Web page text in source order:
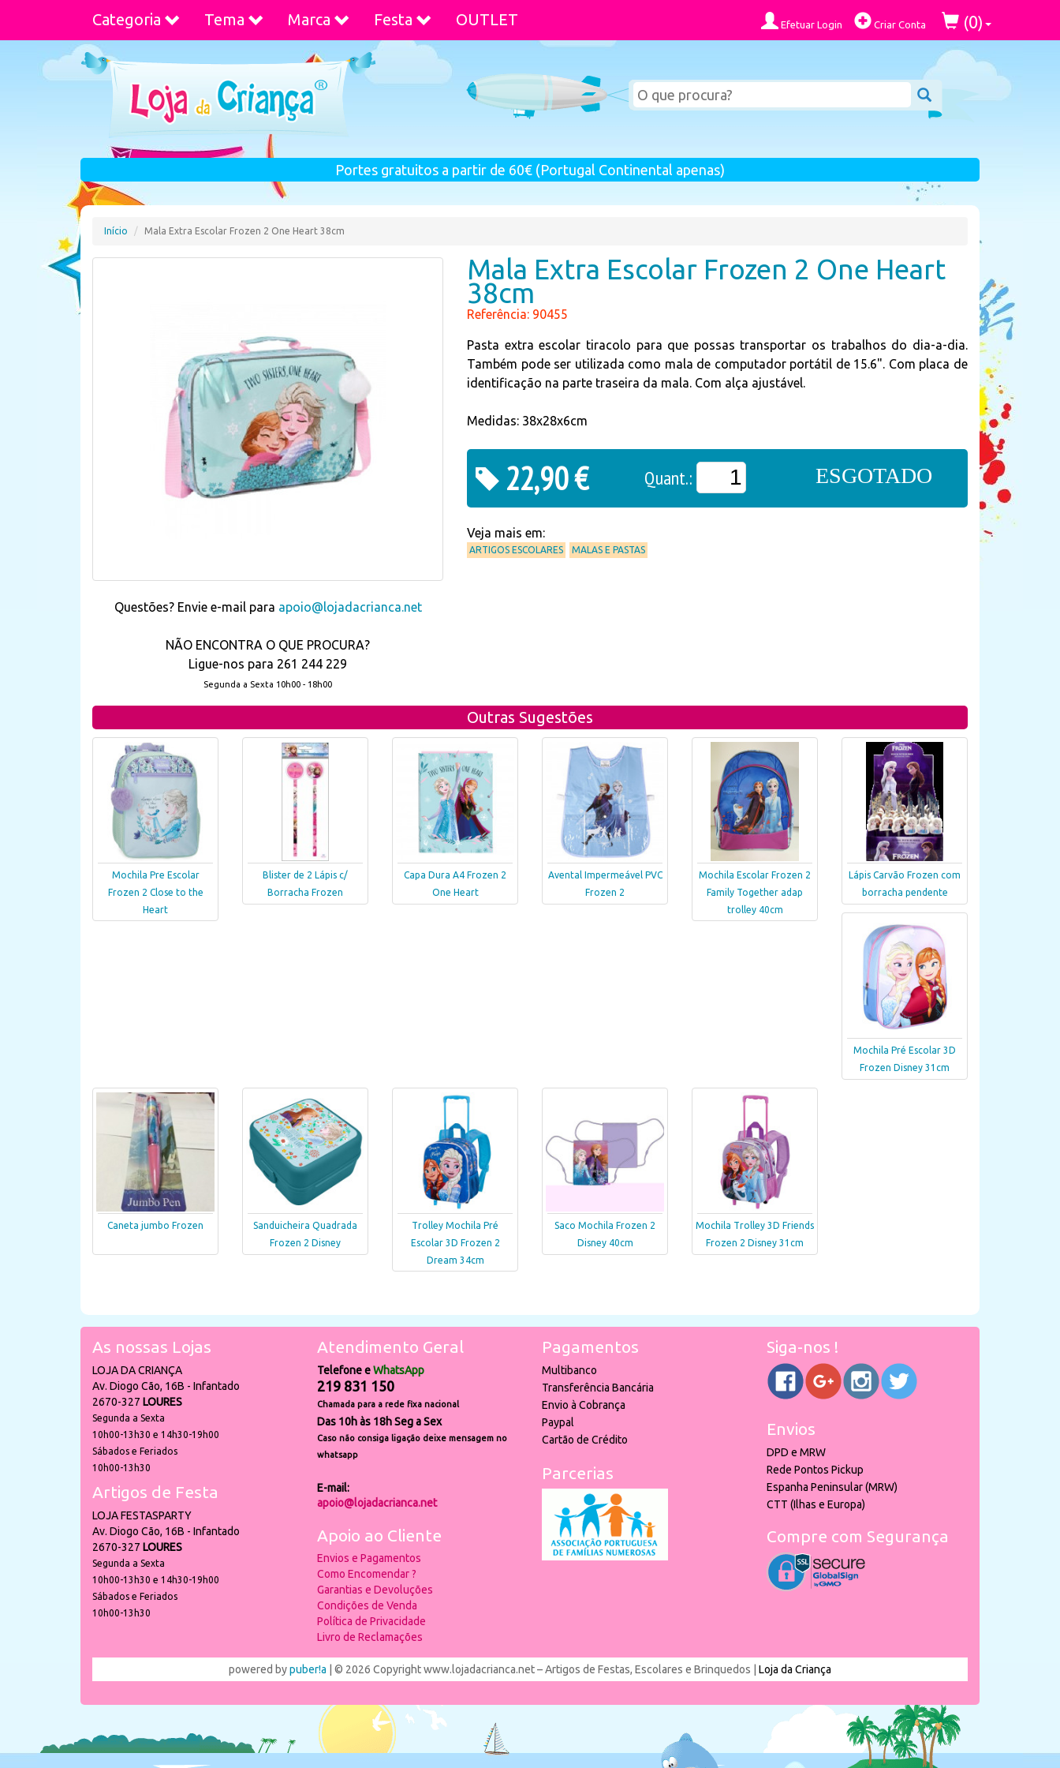
Categoria Tema Marca Festa OUTLET Efetuar Login Criar Conta (0)
Portes gratuitos a partir de 60€ (Portugal Continental apenas)
Início Mala Extra Escolar Frozen 2 One Heart 38cm
Questões? Envie e-mail para apoio@lojadacrianca.net
NÃO ENCONTRA O QUE PROCURA?
Ligue-nos para 261 244 229
Segunda a Sexta 10h00 - 18h00
Mala Extra Escolar Frozen 2 One Heart
38cm
Referência: 90455
Pasta extra escolar tiracolo para que possas transportar os trabalhos do dia-a-dia.
Também pode ser utilizada como mala de computador portátil de 15.6". Com placa de
identificação na parte traseira da mala. Com alça ajustável.
Medidas: 38x28x6cm
22,90 € Quant.: ESGOTADO
Veja mais em:
ARTIGOS ESCOLARES MALAS E PASTAS
Outras Sugestões
Mochila Pre Escolar
Frozen 2 Close to the
Heart
Blister de 2 Lápis c/
Borracha Frozen
Capa Dura A4 Frozen 2
One Heart
Avental Impermeável PVC
Frozen 2
Mochila Escolar Frozen 2
Family Together adap
trolley 40cm
Lápis Carvão Frozen com
borracha pendente
Mochila Pré Escolar 3D
Frozen Disney 31cm
Caneta jumbo Frozen
Sanduicheira Quadrada
Frozen 2 Disney
Trolley Mochila Pré
Escolar 3D Frozen 2
Dream 34cm
Saco Mochila Frozen 2
Disney 40cm
Mochila Trolley 3D Friends
Frozen 2 Disney 31cm
As nossas Lojas
LOJA DA CRIANÇA
Av. Diogo Cão, 16B - Infantado
2670-327 LOURES
Segunda a Sexta
10h00-13h30 e 14h30-19h00
Sábados e Feriados
10h00-13h30
Artigos de Festa
LOJA FESTASPARTY
Av. Diogo Cão, 16B - Infantado
2670-327 LOURES
Segunda a Sexta
10h00-13h30 e 14h30-19h00
Sábados e Feriados
10h00-13h30
Atendimento Geral
Telefone eWhatsApp
219 831 150
Chamada para a rede fixa nacional
Das 10h às 18h Seg a Sex
Caso não consiga ligação deixe mensagem no
whatsapp
E-mail:
apoio@lojadacrianca.net
Apoio ao Cliente
Envios e Pagamentos
Como Encomendar ?
Garantias e Devoluções
Condições de Venda
Política de Privacidade
Livro de Reclamações
Pagamentos
Multibanco
Transferência Bancária
Envio à Cobrança
Paypal
Cartão de Crédito
Parcerias
Siga-nos !
Envios
DPD e MRW
Rede Pontos Pickup
Espanha Peninsular (MRW)
CTT (Ilhas e Europa)
Compre com Segurança
powered bypuber!a | © 2026 Copyright www.lojadacrianca.net – Artigos de Festas, Escolares e Brinquedos | Loja da Criança